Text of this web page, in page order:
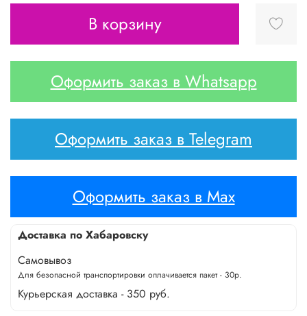
В корзину
Оформить заказ в Whatsapp
Оформить заказ в Telegram
Оформить заказ в Max
Доставка по Хабаровску
Самовывоз
Для безопасной транспортировки оплачивается пакет - 30р.
Курьерская доставка - 350 руб.